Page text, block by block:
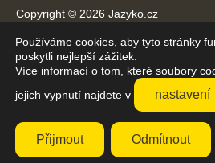
Copyright © 2026 Jazyko.cz
Online kurzy angličtiny s podporou
20 minut denně.
Přijímáme platby online
Používáme cookies, aby tyto stránky
poskytli nejlepší zážitek.
Více informací o tom, které soubory
jejich vypnutí najdete v
nastavení
Přijmout Odmítnout